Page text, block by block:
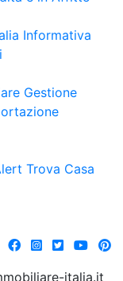
Informativa
Gestione
Trova Casa
italia.it